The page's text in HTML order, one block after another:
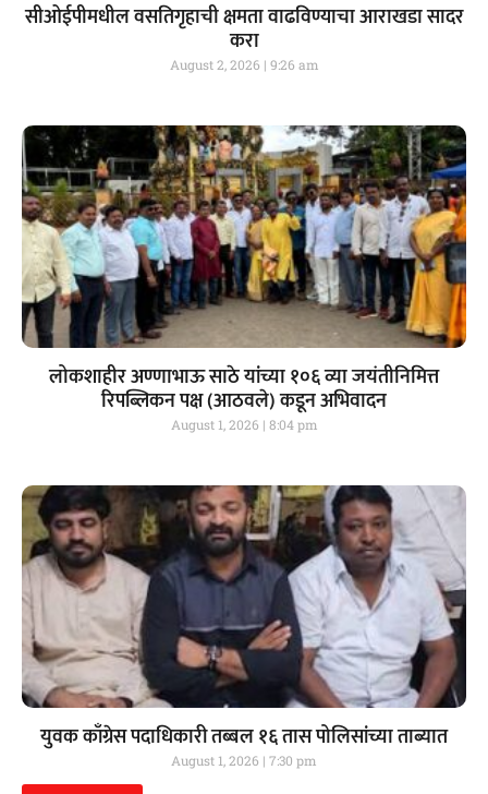
सीओईपीमधील वसतिगृहाची क्षमता वाढविण्याचा आराखडा सादर
करा
August 2, 2026 9:26 am
लोकशाहीर अण्णाभाऊ साठे यांच्या १०६ व्या जयंतीनिमित्त
रिपब्लिकन पक्ष (आठवले) कडून अभिवादन
August 1, 2026 8:04 pm
युवक काँग्रेस पदाधिकारी तब्बल १६ तास पोलिसांच्या ताब्यात
August 1, 2026 7:30 pm